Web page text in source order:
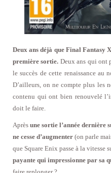
Deux ans déjà que Final Fantasy
première sortie. Deux ans qui ont
le succès de cette renaissance au
D’ailleurs, on ne compte plus les
contenu qui ont bien renouvelé
doit le faire.
Après une sortie l’année dernière
ne cesse d’augmenter (on parle
que Square Enix passe à la vitesse
payante qui impressionne par sa